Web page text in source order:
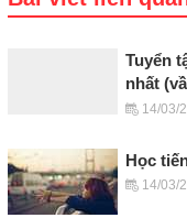
Tuyển
nhất
14/03/
Học
14/03/